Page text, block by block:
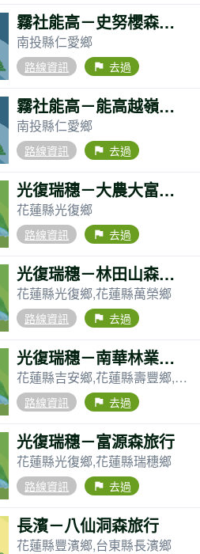
霧社能高－史努櫻森旅行
南投縣仁愛鄉
路線資訊 flag 去過
霧社能高－能高越嶺森旅行
南投縣仁愛鄉
路線資訊 flag 去過
光復瑞穗－大農大富森旅行
花蓮縣光復鄉
路線資訊 flag 去過
光復瑞穗－林田山森旅行
花蓮縣光復鄉,花蓮縣萬榮鄉
路線資訊 flag 去過
光復瑞穗－南華林業森旅行
花蓮縣吉安鄉,花蓮縣壽豐鄉,花蓮縣鳳林鎮,花蓮縣光復鄉,花蓮縣萬榮鄉
路線資訊 flag 去過
光復瑞穗－富源森旅行
花蓮縣光復鄉,花蓮縣瑞穗鄉
路線資訊 flag 去過
長濱－八仙洞森旅行
花蓮縣豐濱鄉,台東縣長濱鄉